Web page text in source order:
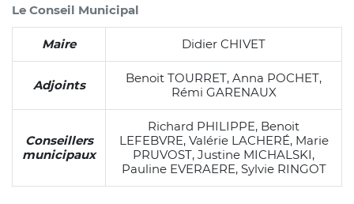
Le Conseil Municipal
Maire Didier CHIVET
Adjoints
Benoit TOURRET, Anna POCHET,
Rémi GARENAUX
Conseillers
municipaux
Richard PHILIPPE, Benoit
LEFEBVRE, Valérie LACHERÉ, Marie
PRUVOST, Justine MICHALSKI,
Pauline EVERAERE, Sylvie RINGOT